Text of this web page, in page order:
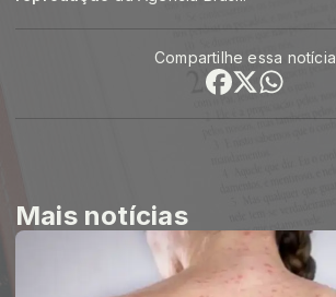
Compartilhe essa notícia
Mais notícias